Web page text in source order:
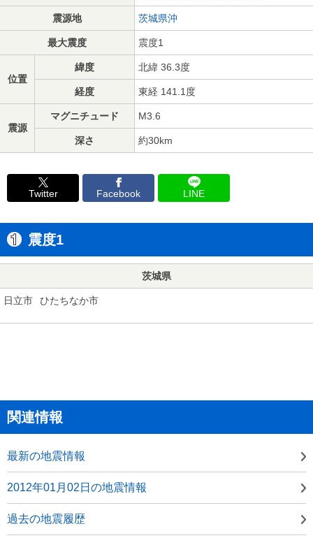
震源地 茨城県沖
最大震度 震度1
位置
緯度 北緯 36.3度
経度 東経 141.1度
震源
マグニチュード M3.6
深さ 約30km
Twitter Facebook LINE
震度1
茨城県
日立市 ひたちなか市
関連情報
最新の地震情報
2012年01月02日の地震情報
過去の地震履歴